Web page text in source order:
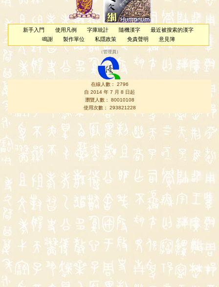
新手入門 使用凡例 字庫統計 隨機漢字
最近被搜索的漢字
鳴謝
製作單位 私隱政策 免責聲明 意見簿
（管理員 ）
在線人數： 2796
自 2014 年 7 月 8 日起
瀏覽人數： 80010108
使用次數： 293821228